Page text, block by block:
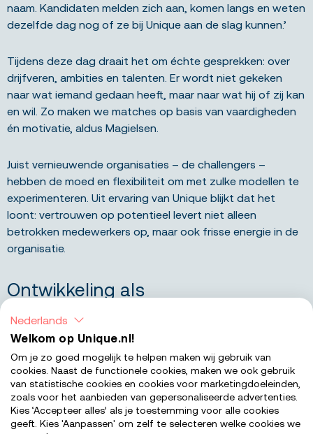
naam. Kandidaten melden zich aan, komen langs en weten
dezelfde dag nog of ze bij Unique aan de slag kunnen.’
Tijdens deze dag draait het om échte gesprekken: over
drijfveren, ambities en talenten. Er wordt niet gekeken
naar wat iemand gedaan heeft, maar naar wat hij of zij kan
en wil. Zo maken we matches op basis van vaardigheden
én motivatie, aldus Magielsen.
Juist vernieuwende organisaties – de challengers –
hebben de moed en flexibiliteit om met zulke modellen te
experimenteren. Uit ervaring van Unique blijkt dat het
loont: vertrouwen op potentieel levert niet alleen
betrokken medewerkers op, maar ook frisse energie in de
organisatie.
Ontwikkeling als
concurrentievoordeel
Twee derde van de werkgevers geeft aan dat ze zich
meer zouden moeten bezighouden met ontwikkeling van
medewerkers. Toch gebruikt slechts een derde een
Learning & Development-tool om talenten structureel te
ontwikkelen.
Nederlands
Welkom op Unique.nl!
Om je zo goed mogelijk te helpen maken wij gebruik van
cookies. Naast de functionele cookies, maken we ook gebruik
van statistische cookies en cookies voor marketingdoeleinden,
zoals voor het aanbieden van gepersonaliseerde advertenties.
Kies ‘Accepteer alles’ als je toestemming voor alle cookies
geeft. Kies 'Aanpassen' om zelf te selecteren welke cookies we